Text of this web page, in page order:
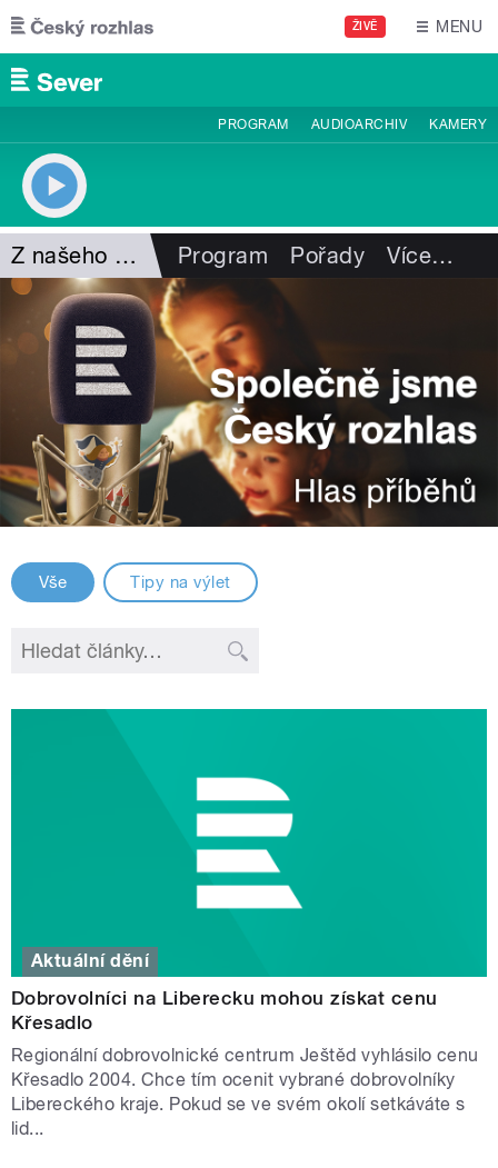
Přejít k hlavnímu obsahu
ŽIVĚ MENU
PROGRAM AUDIOARCHIV KAMERY
Z našeho vysílání Program Pořady Více…
Vše Tipy na výlet
Aktuální dění
Dobrovolníci na Liberecku mohou získat cenu
Křesadlo
Regionální dobrovolnické centrum Ještěd vyhlásilo cenu
Křesadlo 2004. Chce tím ocenit vybrané dobrovolníky
Libereckého kraje. Pokud se ve svém okolí setkáváte s
lid...